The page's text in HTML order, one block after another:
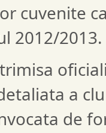
cuvenite
2012/2013.
a
de